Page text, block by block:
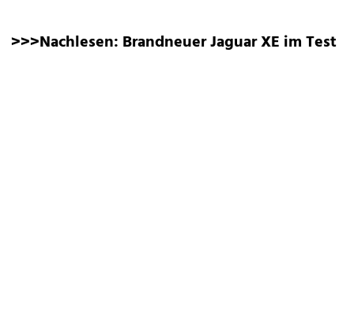
>>>Nachlesen: Brandneuer Jaguar XE im Test